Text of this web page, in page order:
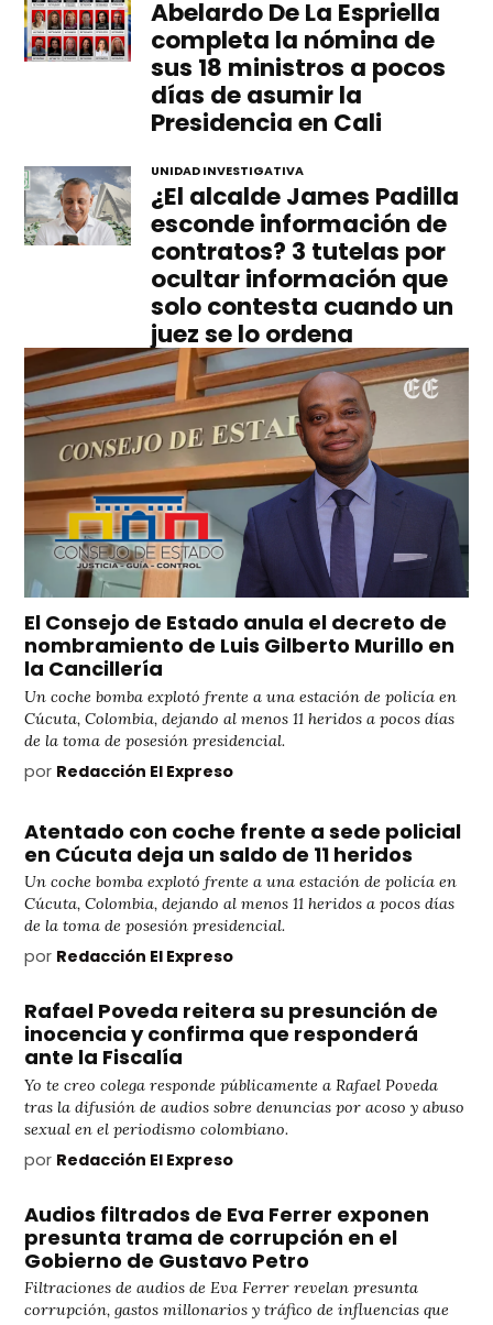
Abelardo De La Espriella
completa la nómina de
sus 18 ministros a pocos
días de asumir la
Presidencia en Cali
UNIDAD INVESTIGATIVA
¿El alcalde James Padilla
esconde información de
contratos? 3 tutelas por
ocultar información que
solo contesta cuando un
juez se lo ordena
El Consejo de Estado anula el decreto de
nombramiento de Luis Gilberto Murillo en
la Cancillería
Un coche bomba explotó frente a una estación de policía en
Cúcuta, Colombia, dejando al menos 11 heridos a pocos días
de la toma de posesión presidencial.
por Redacción El Expreso
Atentado con coche frente a sede policial
en Cúcuta deja un saldo de 11 heridos
Un coche bomba explotó frente a una estación de policía en
Cúcuta, Colombia, dejando al menos 11 heridos a pocos días
de la toma de posesión presidencial.
por Redacción El Expreso
Rafael Poveda reitera su presunción de
inocencia y confirma que responderá
ante la Fiscalía
Yo te creo colega responde públicamente a Rafael Poveda
tras la difusión de audios sobre denuncias por acoso y abuso
sexual en el periodismo colombiano.
por Redacción El Expreso
Audios filtrados de Eva Ferrer exponen
presunta trama de corrupción en el
Gobierno de Gustavo Petro
Filtraciones de audios de Eva Ferrer revelan presunta
corrupción, gastos millonarios y tráfico de influencias que